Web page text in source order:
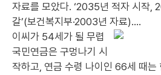
자료를 모았다. ‘2035년 적자 시작,
갈’(보건복지부·2003년 자료)….
이씨가 54세가 될 무렵
국민연금은 구멍나기 시
작하고, 연금 수령 나이인 66세 때는